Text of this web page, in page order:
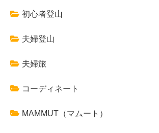
初心者登山
夫婦登山
夫婦旅
コーディネート
MAMMUT（マムート）